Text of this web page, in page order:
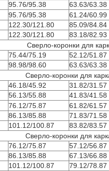
95.76/95.38 63.63/63.38
95.76/95.38 61.24/60.99
122.30/121.80 85.09/84.84
122.30/121.80 83.18/82.93
Сверло-коронки для
75.44/75.19 52.12/51.87
98.98/98.60 63.63/63.38
Сверло-коронки для
46.18/45.92 31.82/31.57
56.13/55.88 41.83/41.58
76.12/75.87 61.82/61.57
86.13/85.88 71.83/71.58
101.12/100.87 83.82/83.57
Сверло-коронки для
76.12/75.87 57.12/56.87
86.13/85.88 67.13/66.88
101.12/100.87 79.12/78.87